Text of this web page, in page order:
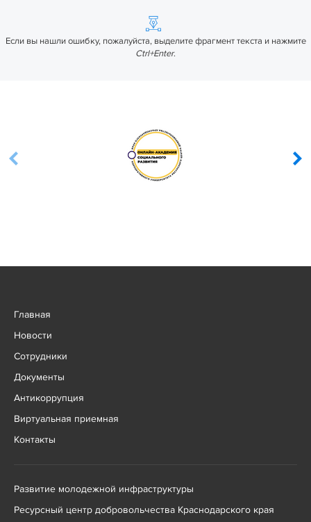
Если вы нашли ошибку, пожалуйста, выделите фрагмент текста и нажмите
Ctrl+Enter.
Главная
Новости
Сотрудники
Документы
Антикоррупция
Виртуальная приемная
Контакты
Развитие молодежной инфраструктуры
Ресурсный центр добровольчества Краснодарского края